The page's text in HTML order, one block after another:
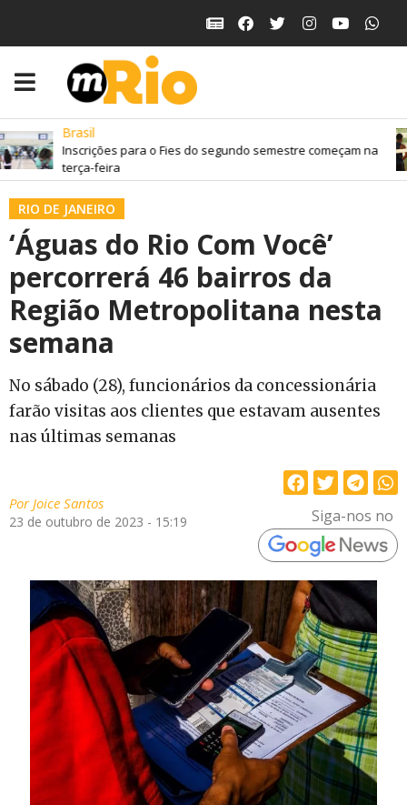
Brasil
Inscrições para o Fies do segundo semestre começam na
terça-feira
RIO DE JANEIRO
‘Águas do Rio Com Você’
percorrerá 46 bairros da
Região Metropolitana nesta
semana
No sábado (28), funcionários da concessionária
farão visitas aos clientes que estavam ausentes
nas últimas semanas
PorJoice Santos
23 de outubro de 2023 - 15:19 Siga-nos no